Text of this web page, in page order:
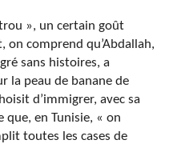
», un certain goût
on comprend qu’Abdallah,
sans histoires, a
la peau de banane de
d’immigrer, avec sa
que, en Tunisie, « on
toutes les cases de